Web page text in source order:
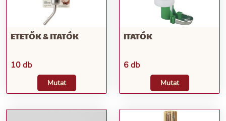
ETETŐK & ITATÓK
10 db
Mutat
ITATÓK
6 db
Mutat